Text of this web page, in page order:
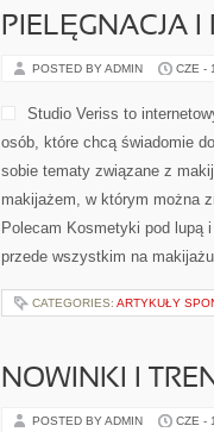
PIELĘGNACJA
POSTED BY ADMIN CZE -
Studio Veriss to
osób, które chcą świadomie
sobie tematy związane z
makijażem, w którym można
Polecam Kosmetyki pod lupą
przede wszystkim na
CATEGORIES: ARTYKUŁY
NOWINKI I
POSTED BY ADMIN CZE -